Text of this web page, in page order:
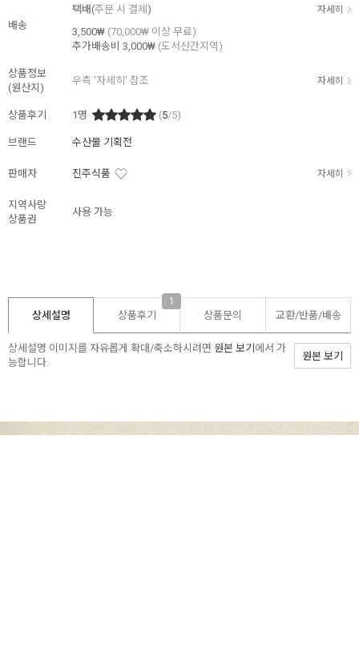
배송
택배(주문 시 결제 ) 자세히
3,500₩ (70,000₩ 이상 무료)
추가배송비 3,000₩ (도서산간지역)
상품정보
(원산지)
우측 '자세히' 참조 자세히
상품후기 1 명 (5/5)
브랜드 수산물 기획전
판매자 진주식품 자세히
지역사랑
상품권
사용 가능
상세설명 상품후기
1
상품문의 교환/반품/배송
상세설명 이미지를 자유롭게 확대/축소하시려면 원본 보기 에서 가
능합니다.
원본 보기